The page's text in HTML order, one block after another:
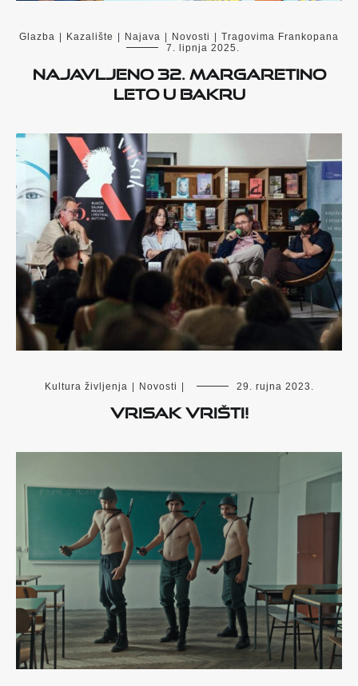
Glazba Kazalište Najava Novosti
Tragovima Frankopana
7. lipnja 2025.
Najavljeno 32. Margaretino
leto u Bakru
Kultura življenja Novosti 29. rujna 2023.
VRISAK VRIŠTI!